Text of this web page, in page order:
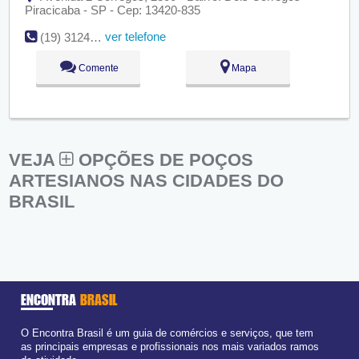
Piracicaba - SP - Cep: 13420-835
(19) 3124-3000
ver telefone
Comente Mapa
VEJA
OPÇÕES DE POÇOS
ARTESIANOS NAS CIDADES DO
BRASIL
ENCONTRA BRASIL
O Encontra Brasil é um guia de comércios e serviços, que tem
as principais empresas e profissionais nos mais variados ramos